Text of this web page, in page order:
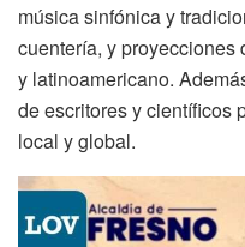
música sinfónica y
cuentería, y
y latinoamericano.
de escritores y científicos
local y global.